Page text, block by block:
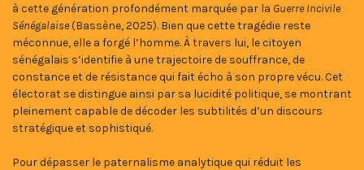
à cette génération profondément marquée par la Guerre Incivile
Sénégalaise(Bassène, 2025). Bien que cette tragédie reste
méconnue, elle a forgé l’homme. À travers lui, le citoyen
sénégalais s’identifie à une trajectoire de souffrance, de
constance et de résistance qui fait écho à son propre vécu. Cet
électorat se distingue ainsi par sa lucidité politique, se montrant
pleinement capable de décoder les subtilités d’un discours
stratégique et sophistiqué.
Pour dépasser le paternalisme analytique qui réduit les